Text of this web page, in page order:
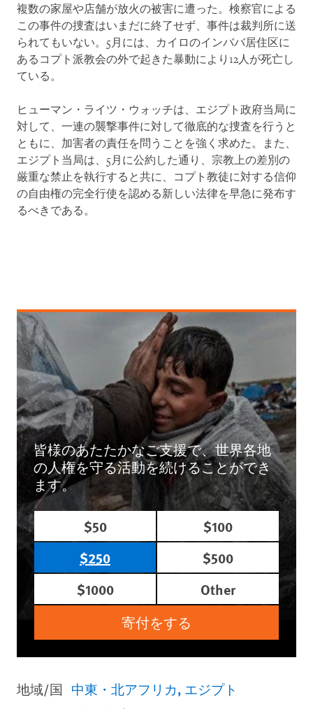
複数の家屋や店舗が放火の被害に遭った。検察官による
この事件の捜査はいまだに終了せず、事件は裁判所に送
られてもいない。5月には、カイロのインババ居住区に
あるコプト派教会の外で起きた暴動により12人が死亡し
ている。
ヒューマン・ライツ・ウォッチは、エジプト政府当局に
対して、一連の襲撃事件に対して徹底的な捜査を行うと
ともに、加害者の責任を問うことを強く求めた。また、
エジプト当局は、5月に公約した通り、宗教上の差別の
厳重な禁止を執行すると共に、コプト教徒に対する信仰
の自由権の完全行使を認める新しい法律を早急に発布す
るべきである。
皆様のあたたかなご支援で、世界各地
の人権を守る活動を続けることができ
ます。
$50
$100
$250
$500
$1000
Other
寄付をする
地域/国 中東・北アフリカ エジプト